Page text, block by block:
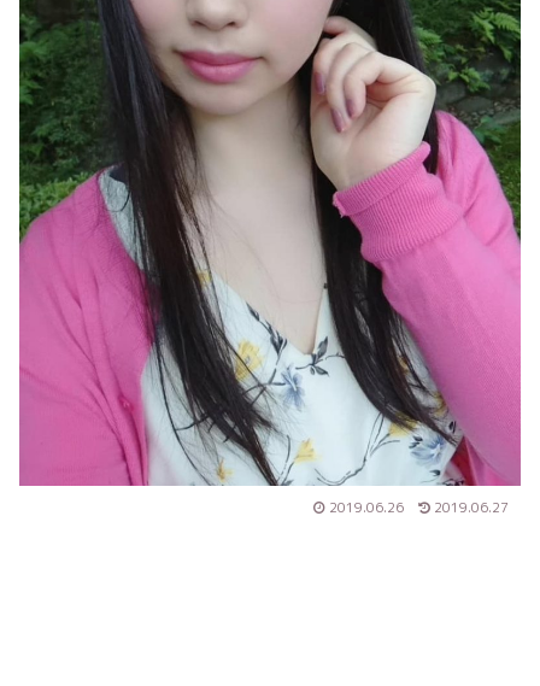
2019.06.26 2019.06.27